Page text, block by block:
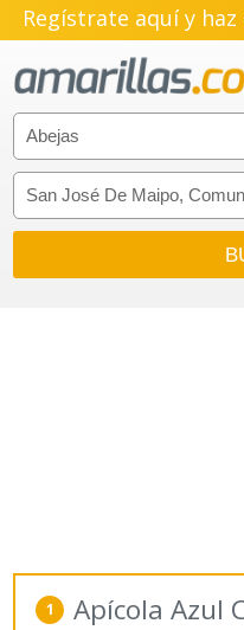
Regístrate aquí y
1 Apícola Azul